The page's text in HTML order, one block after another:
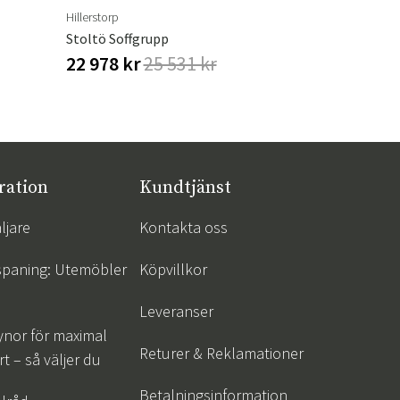
Hillerstorp
Stoltö Soffgrupp
22 978 kr25 531 kr
Utemöbler
för maximal
– så väljer du
Kundtjänst
Kontakta oss
Köpvillkor
Leveranser
Returer & Reklamationer
Betalningsinformation